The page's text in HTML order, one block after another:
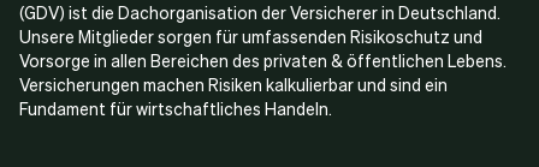
(GDV) ist die Dachorganisation der Versicherer in Deutschland.
Unsere Mitglieder sorgen für umfassenden Risikoschutz und
Vorsorge in allen Bereichen des privaten & öffentlichen Lebens.
Versicherungen machen Risiken kalkulierbar und sind ein
Fundament für wirtschaftliches Handeln.